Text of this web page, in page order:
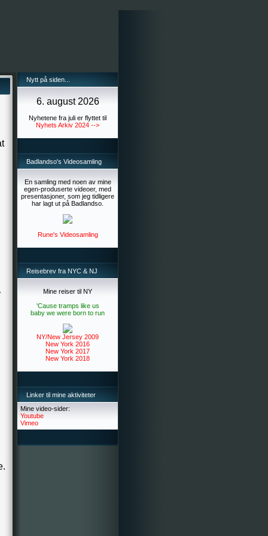
Nytt på siden...
6. august 2026
Nyhetene fra juli er flyttet til
Nyhets Arkiv 2024 -->
Badlandso's Videosamling
En samling med noen av mine
egen-produserte videoer, med
presentasjoner, som jeg tidligere
har lagt ut på Badlandso.
Rune's Videosamling
Reisebrev fra NYC & NJ
Mine reiser til NY
'Cause tramps like us
baby we were born to run
NY/New Jersey 2009
New York 2016
New York 2017
New York 2018
Linker til mine aktiviteter
Mine video-sider:
Youtube
Vimeo